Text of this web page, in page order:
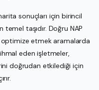
sonuçları için birincil
temel taşıdır. Doğru NAP
etmek aramalarda
ihmal eden işletmeler,
doğrudan etkilediği için